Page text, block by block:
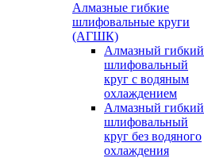
Алмазные гибкие
шлифовальные круги
(АГШК)
Алмазный гибкий
шлифовальный
круг с водяным
охлаждением
Алмазный гибкий
шлифовальный
круг без водяного
охлаждения